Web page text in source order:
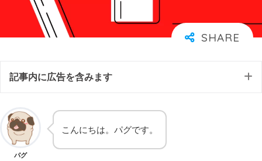
記事内に広告を含みます
パグ
こんにちは。パグです。